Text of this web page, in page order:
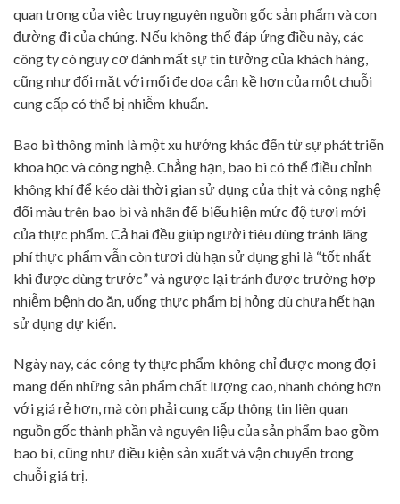
quan trọng của việc truy nguyên nguồn gốc sản phẩm và con
đường đi của chúng. Nếu không thể đáp ứng điều này, các
công ty có nguy cơ đánh mất sự tin tưởng của khách hàng,
cũng như đối mặt với mối đe dọa cận kề hơn của một chuỗi
cung cấp có thể bị nhiễm khuẩn.
Bao bì thông minh là một xu hướng khác đến từ sự phát triển
khoa học và công nghệ. Chẳng hạn, bao bì có thể điều chỉnh
không khí để kéo dài thời gian sử dụng của thịt và công nghệ
đổi màu trên bao bì và nhãn để biểu hiện mức độ tươi mới
của thực phẩm. Cả hai đều giúp người tiêu dùng tránh lãng
phí thực phẩm vẫn còn tươi dù hạn sử dụng ghi là “tốt nhất
khi được dùng trước” và ngược lại tránh được trường hợp
nhiễm bệnh do ăn, uống thực phẩm bị hỏng dù chưa hết hạn
sử dụng dự kiến.
Ngày nay, các công ty thực phẩm không chỉ được mong đợi
mang đến những sản phẩm chất lượng cao, nhanh chóng hơn
với giá rẻ hơn, mà còn phải cung cấp thông tin liên quan
nguồn gốc thành phần và nguyên liệu của sản phẩm bao gồm
bao bì, cũng như điều kiện sản xuất và vận chuyển trong
chuỗi giá trị.